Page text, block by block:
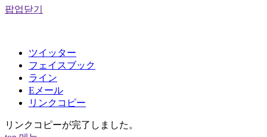
팝업닫기
ツイッター
フェイスブック
ライン
Eメール
リンクコピー
リンクコピーが完了しました。